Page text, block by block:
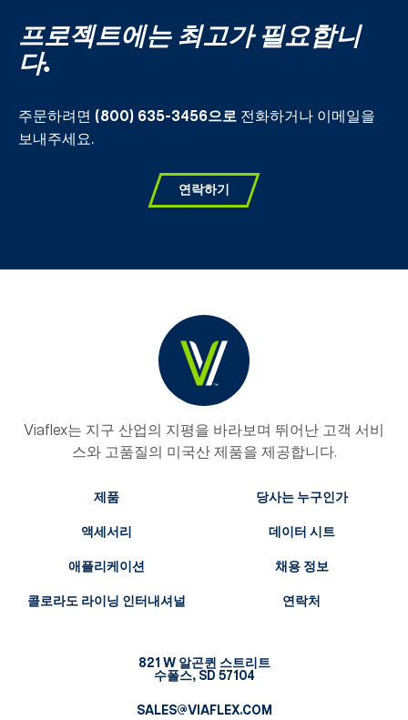
프로젝트에는 최고가 필요합니
다.
주문하려면 (800) 635-3456으로 전화하거나 이메일을
보내주세요.
연락하기
Viaflex는 지구 산업의 지평을 바라보며 뛰어난 고객 서비
스와 고품질의 미국산 제품을 제공합니다.
제품
액세서리
애플리케이션
콜로라도 라이닝 인터내셔널
당사는 누구인가
데이터 시트
채용 정보
연락처
821 W 알곤퀸 스트리트
수폴스, SD 57104
SALES@VIAFLEX.COM